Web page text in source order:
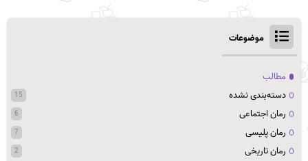
موضوعات
مطالب
دسته‌بندی نشده
15
رمان اجتماعی 6
رمان پلیسی 7
رمان تاریخی 2